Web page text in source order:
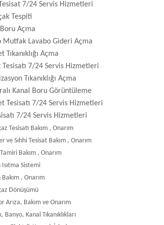
7/24 Servis Hizmetleri
Tespiti
Boru Açma
Mutfak Lavabo Gideri Açma
Tıkanıklığı Açma
Tesisatı 7/24 Servis Hizmetleri
Tıkanıklığı Açma
Kanal Boru Görüntüleme
Tesisatı 7/24 Servis Hizmetleri
7/24 Servis Hizmetleri
Tesisatı Bakım , Onarım
ve Sıhhi Tesisat Bakım , Onarım
Bakım , Onarım
Isıtma Sistemi
, Onarım
Dönüşümü
Arıza, Bakım ve Onarım
Banyo, Kanal Tıkanıklıkları